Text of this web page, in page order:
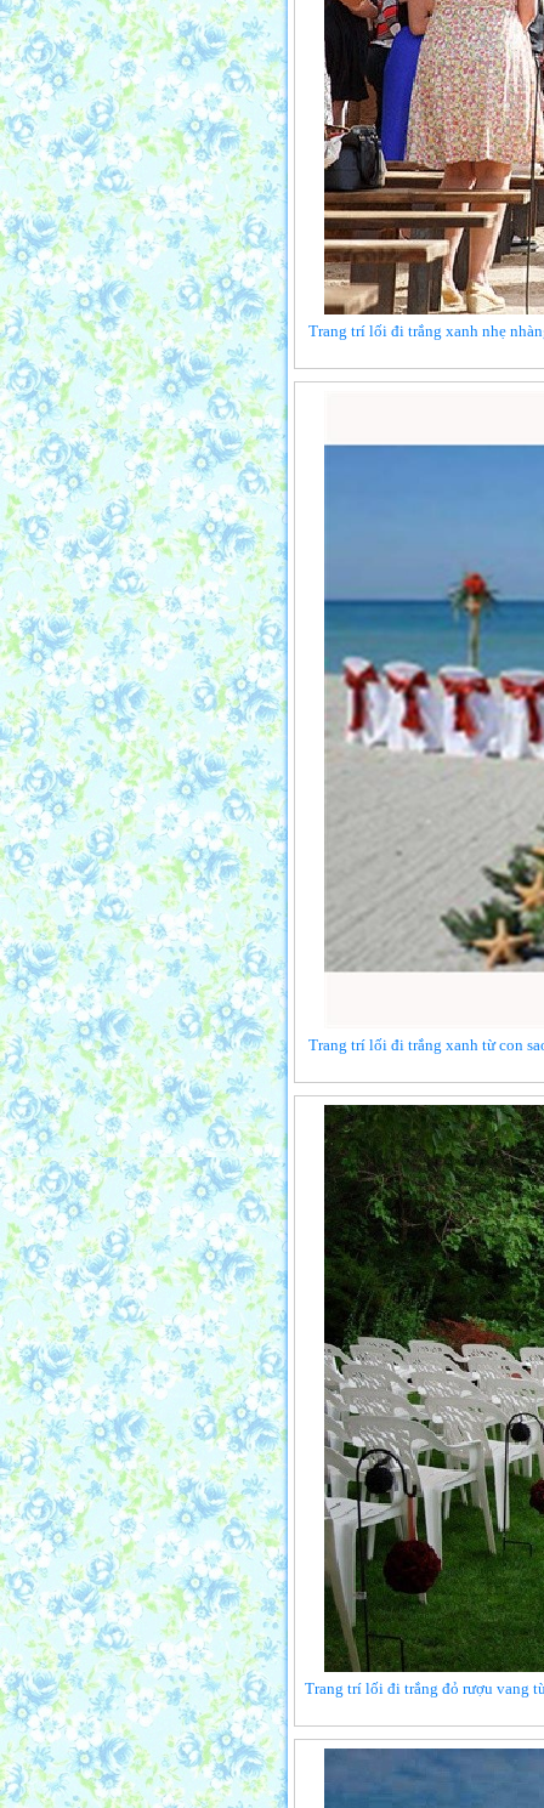
Trang trí lối đi trắng xanh nhẹ
Trang trí lối đi trắng xanh từ con
Trang trí lối đi trắng đỏ rượu vang